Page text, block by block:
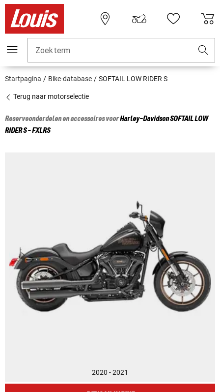
Zoekterm
Startpagina Bike-database SOFTAIL LOW RIDER S
Terug naar motorselectie
Reserveonderdelen en accessoires voorHarley-DavidsonSOFTAIL LOW
RIDER S - FXLRS
2020 - 2021